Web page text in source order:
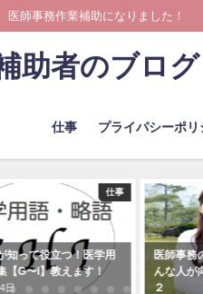
師事務作業補助になりました！
助者のブロ
仕事 プライパシーポリ
仕事
知って役立つ！医学用
【G〜I】教えます！
日
医師事務
んな人が
２